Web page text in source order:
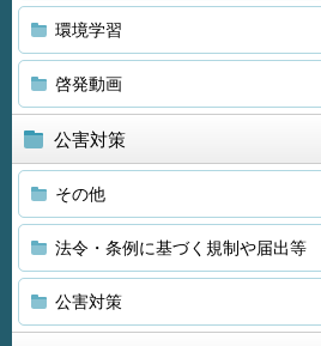
環境学習
啓発動画
公害対策
その他
法令・条例に基づく規制や届出等
公害対策